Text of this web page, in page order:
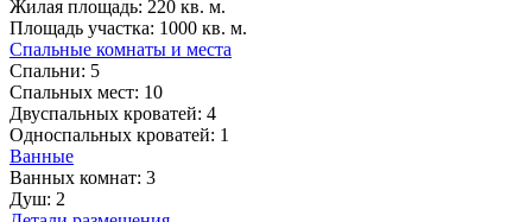
Жилая площадь: 220 кв. м.
Площадь участка: 1000 кв. м.
Спальные комнаты и места
Спальни: 5
Спальных мест: 10
Двуспальных кроватей: 4
Односпальных кроватей: 1
Ванные
Ванных комнат: 3
Душ: 2